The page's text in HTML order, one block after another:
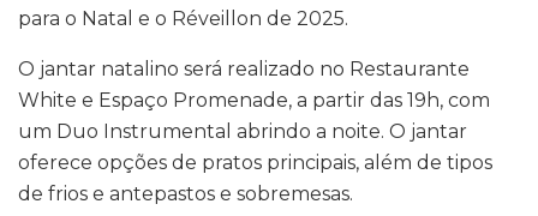
para o Natal e o Réveillon de 2025.
O jantar natalino será realizado no Restaurante
White e Espaço Promenade, a partir das 19h, com
um Duo Instrumental abrindo a noite. O jantar
oferece opções de pratos principais, além de tipos
de frios e antepastos e sobremesas.